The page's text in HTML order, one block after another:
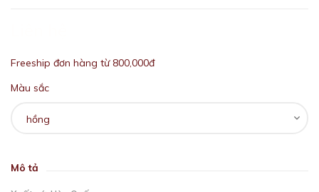
Freeship đơn hàng từ 800,000đ
Màu sắc
Mô tả